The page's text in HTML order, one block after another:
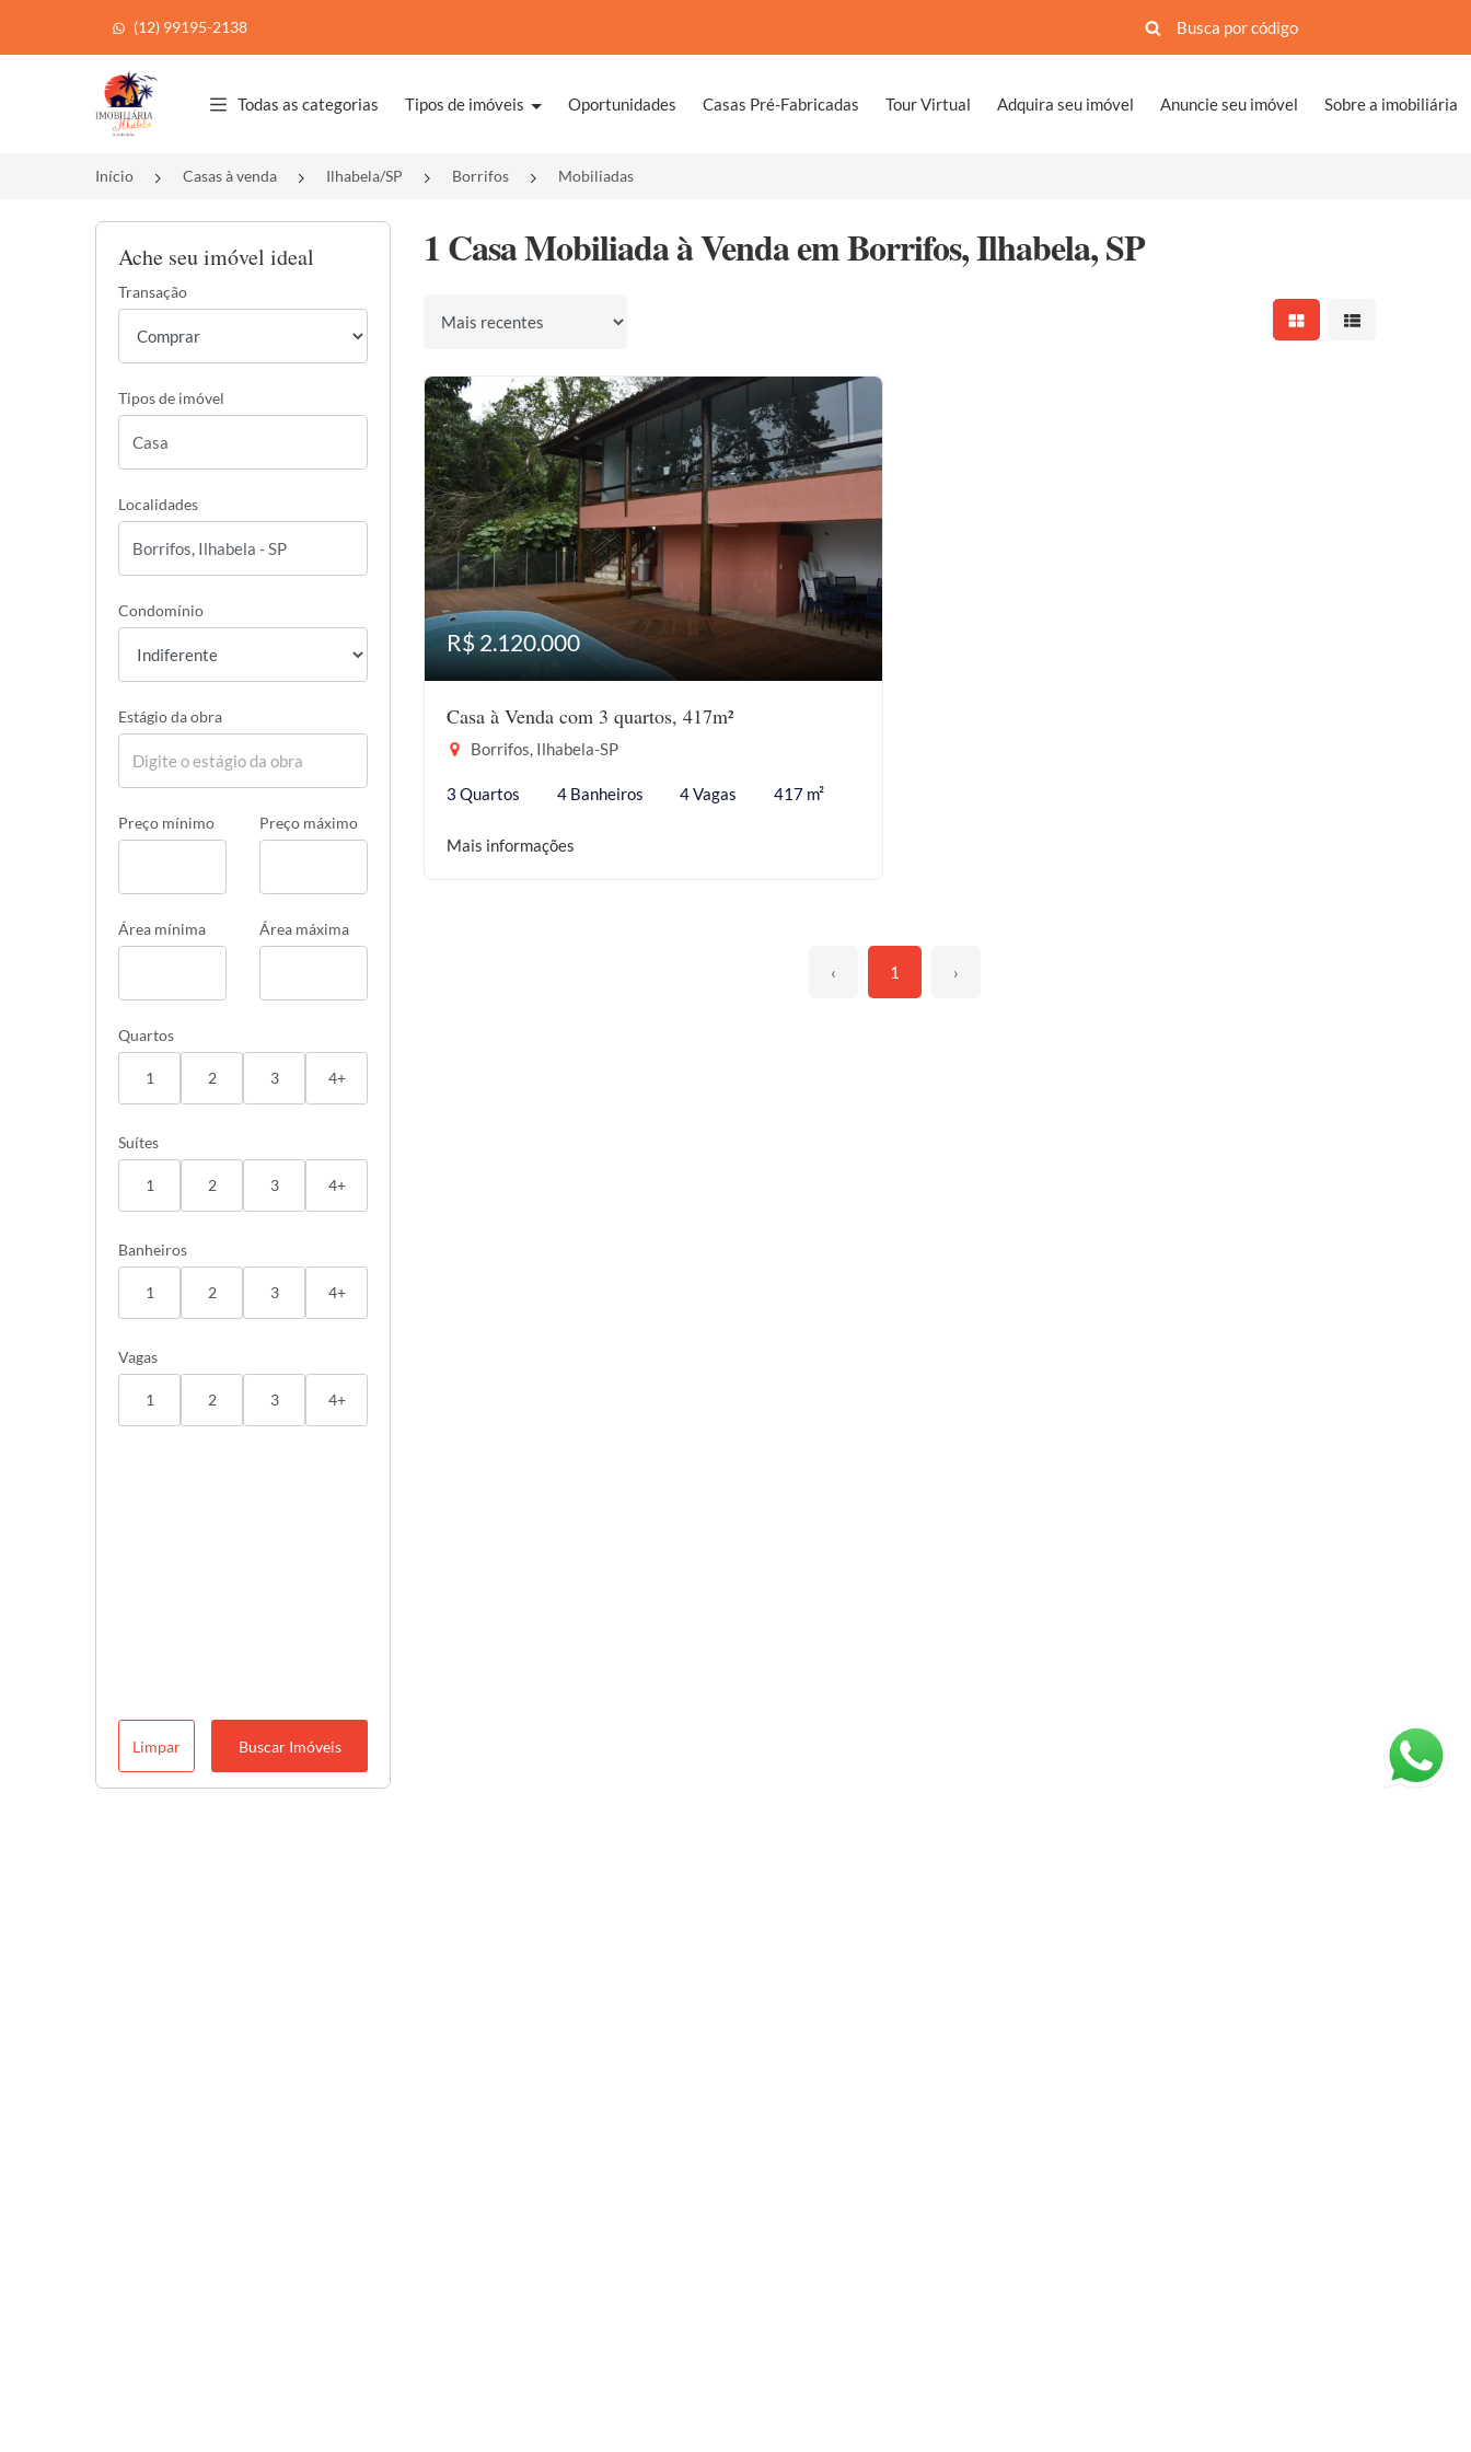
(12) 99195-2138
Página inicial
Todas as categorias Tipos de imóveis Oportunidades Casas Pré-Fabricadas Tour Virtual Adquira seu imóvel Anuncie seu imóvel Sobre a imobiliária
Início Casas à venda Ilhabela/SP Borrifos Mobiliadas
Ache seu imóvel ideal
Transação
Tipos de imóvel
Localidades
Condomínio
Estágio da obra
Preço mínimo Preço máximo
Área mínima Área máxima
Quartos
1 2 3 4+
Suítes
1 2 3 4+
Banheiros
1 2 3 4+
Vagas
1 2 3 4+
Limpar Buscar Imóveis
1 Casa Mobiliada à Venda em Borrifos, Ilhabela, SP
Ordenar por Mostrar resultados em
Mostrar
R$ 2.120.000
Casa à Venda com 3 quartos, 417m²
Borrifos, Ilhabela-SP
3 Quartos 4 Banheiros 4 Vagas 417 m²
Mais informações
‹ 1 ›